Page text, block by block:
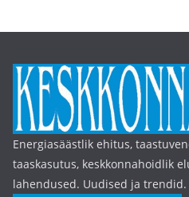
Energiasäästlik ehitus,
taaskasutus, keskkonnahoidlik
lahendused. Uudised ja trendid.